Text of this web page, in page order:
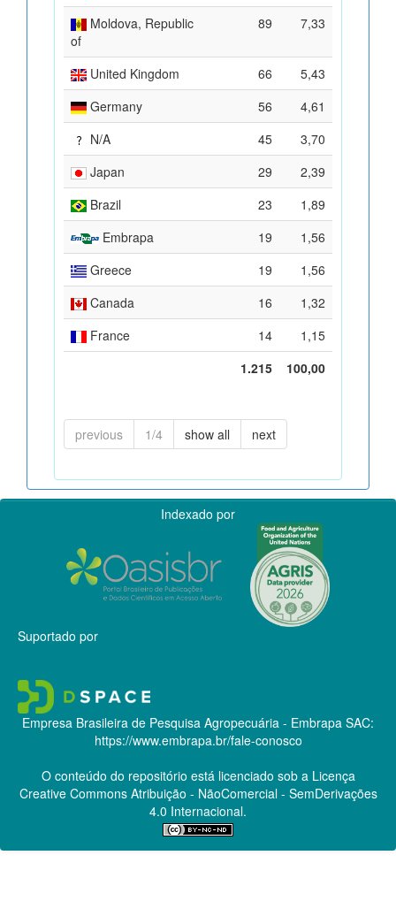
Moldova, Republic
of
89 7,33
United Kingdom 66
5,43
Germany
56
4,61
N/A
45
3,70
Japan
29
2,39
Brazil
23
1,89
Embrapa
19
1,56
Greece
19
1,56
Canada
16
1,32
France
14
1,15
1.215
100,00
previous 1/4 show all next
Indexado por
Suportado por
Empresa Brasileira de Pesquisa Agropecuária - Embrapa SAC:
https://www.embrapa.br/fale-conosco
O conteúdo do repositório está licenciado sob a Licença
Creative CommonsAtribuição - NãoComercial - SemDerivações
4.0 Internacional.